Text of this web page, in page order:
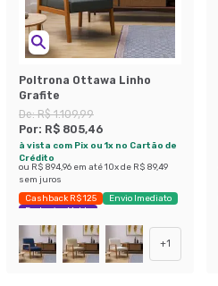
Poltrona Ottawa Linho
Grafite
De:R$ 1.109,99
Por: R$ 805,46
à vista com Pix ou 1x no Cartão de
Crédito
ou R$ 894,96 em até10x de R$ 89,49
sem juros
Cashback R$ 125
Envio Imediato
Exclusivo Mobly
+1